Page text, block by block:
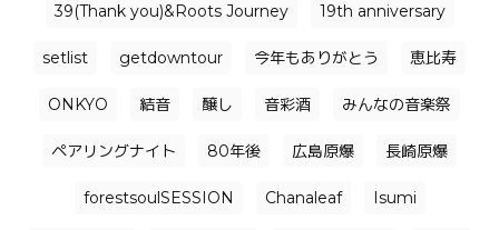
39(Thank you)&Roots Journey 19th anniversary
setlist getdowntour 今年もありがとう 恵比寿
ONKYO 結音 醸し 音彩酒 みんなの音楽祭
ペアリングナイト 80年後 広島原爆 長崎原爆
forestsoulSESSION Chanaleaf Isumi